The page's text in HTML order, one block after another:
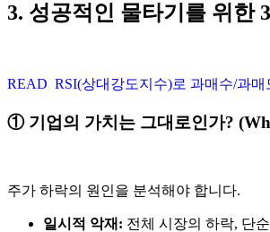
3. 성공적인 물타기를 위한
READ RSI(상대강도지수)로 과매수/과매
① 기업의 가치는 그대로인가?
주가 하락의 원인을 분석해야 합니다.
일시적 악재: 전체 시장의 하락, 단